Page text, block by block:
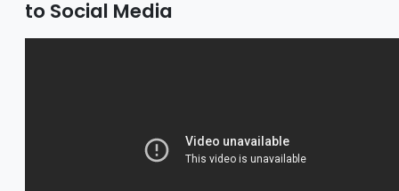
to Social Media